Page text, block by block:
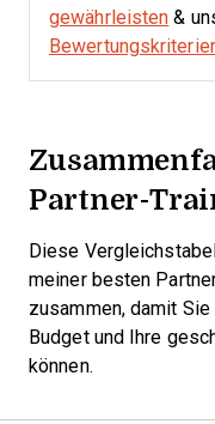
gewährleisten &
Partner-
Diese
meiner besten
zusammen, damit
Budget und Ihre
können.